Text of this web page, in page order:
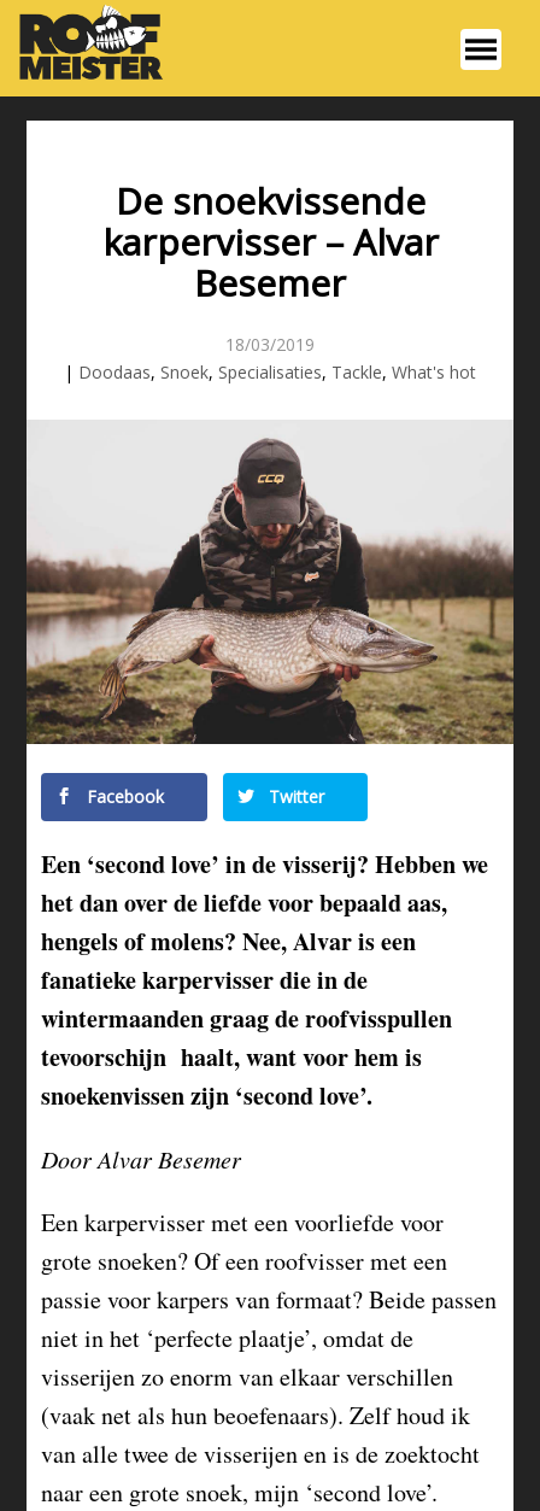
De snoekvissende
karpervisser – Alvar
Besemer
18/03/2019
| Doodaas, Snoek, Specialisaties, Tackle, What's hot
Facebook Twitter
Een ‘second love’ in de visserij? Hebben we
het dan over de liefde voor bepaald aas,
hengels of molens? Nee, Alvar is een
fanatieke karpervisser die in de
wintermaanden graag de roofvisspullen
tevoorschijn haalt, want voor hem is
snoekenvissen zijn ‘second love’.
Door Alvar Besemer
Een karpervisser met een voorliefde voor
grote snoeken? Of een roofvisser met een
passie voor karpers van formaat? Beide passen
niet in het ‘perfecte plaatje’, omdat de
visserijen zo enorm van elkaar verschillen
(vaak net als hun beoefenaars). Zelf houd ik
van alle twee de visserijen en is de zoektocht
naar een grote snoek, mijn ‘second love’.